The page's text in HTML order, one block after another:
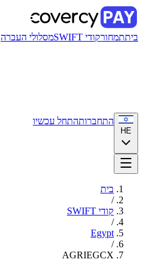
ביתתמחורקודי SWIFT מסלולי העברה
HE
התחברותהתחל עכשיו
בית
/
קודי SWIFT
/
Egypt
/
AGRIEGCX